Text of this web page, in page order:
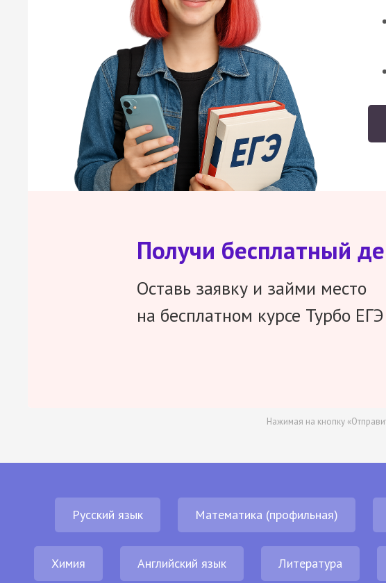
Получи бесплатный
Оставь заявку и займи место
на бесплатном курсе Турбо ЕГЭ
Нажимая на кнопку
Русский язык Математика (профильная)
Химия Английский язык Литература